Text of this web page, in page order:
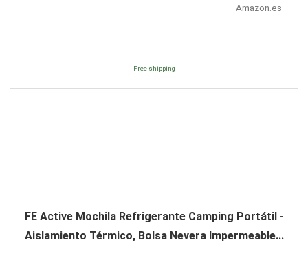
Amazon.es
Free shipping
FE Active Mochila Refrigerante Camping Portátil -
Aislamiento Térmico, Bolsa Nevera Impermeable...